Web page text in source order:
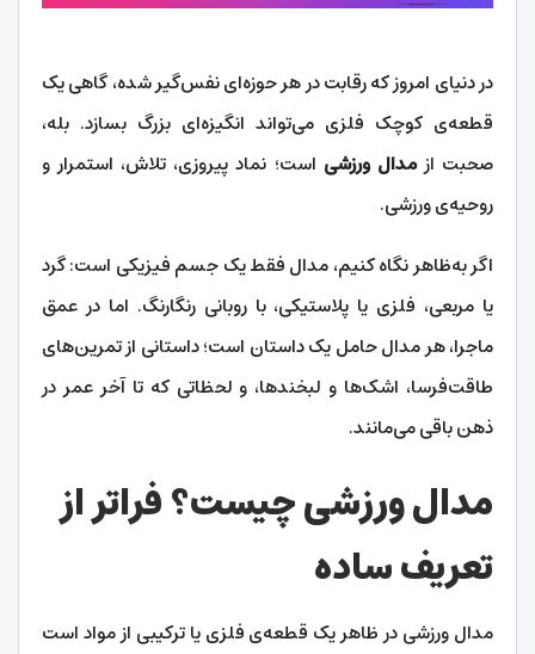
در دنیای امروز که رقابت در هر حوزه‌ای نفس‌گیر شده، گاهی یک
قطعه‌ی کوچک فلزی می‌تواند انگیزه‌ای بزرگ بسازد. بله،
صحبت ازمدال ورزشی است؛ نماد پیروزی، تلاش، استمرار و
روحیه‌ی ورزشی.
اگر به‌ظاهر نگاه کنیم، مدال فقط یک جسم فیزیکی است: گرد
یا مربعی، فلزی یا پلاستیکی، با روبانی رنگارنگ. اما در عمق
ماجرا، هر مدال حامل یک داستان است؛ داستانی از تمرین‌های
طاقت‌فرسا، اشک‌ها و لبخندها، و لحظاتی که تا آخر عمر در
ذهن باقی می‌مانند.
مدال ورزشی چیست؟ فراتر از
تعریف ساده
مدال ورزشی در ظاهر یک قطعه‌ی فلزی یا ترکیبی از مواد است